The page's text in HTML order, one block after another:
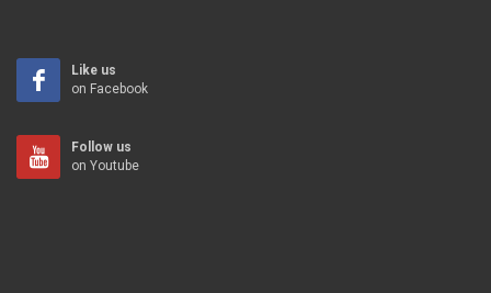
Like us
on Facebook
Follow us
on Youtube